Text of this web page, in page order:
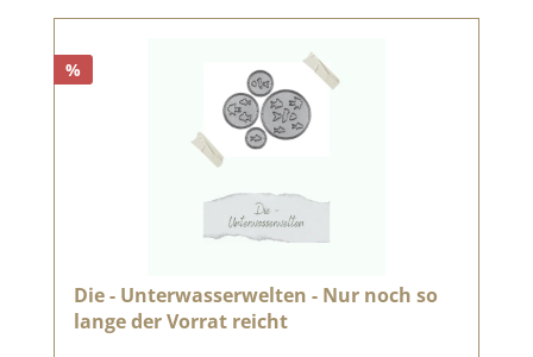
%
Die - Unterwasserwelten - Nur noch so
lange der Vorrat reicht